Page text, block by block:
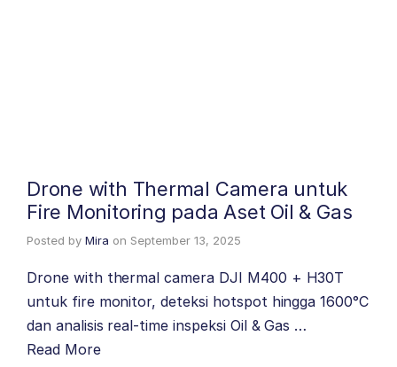
Drone with Thermal Camera untuk
Fire Monitoring pada Aset Oil & Gas
Posted by Mira on September 13, 2025
Drone with thermal camera DJI M400 + H30T
untuk fire monitor, deteksi hotspot hingga 1600°C
dan analisis real-time inspeksi Oil & Gas …
Read More